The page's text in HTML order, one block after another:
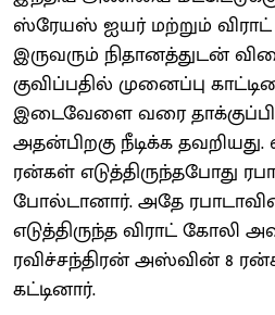
ஸ்ரேயஸ் ஐயர் மற்றும்
இருவரும் நிதானத்துடன்
குவிப்பதில் முனைப்பு
இடைவேளை வரை
அதன்பிறகு நீடிக்க
ரன்கள் எடுத்திருந்தபோது
போல்டானார். அதே
எடுத்திருந்த விராட் கோலி
ரவிச்சந்திரன் அஸ்வின் 8
கட்டினார்.